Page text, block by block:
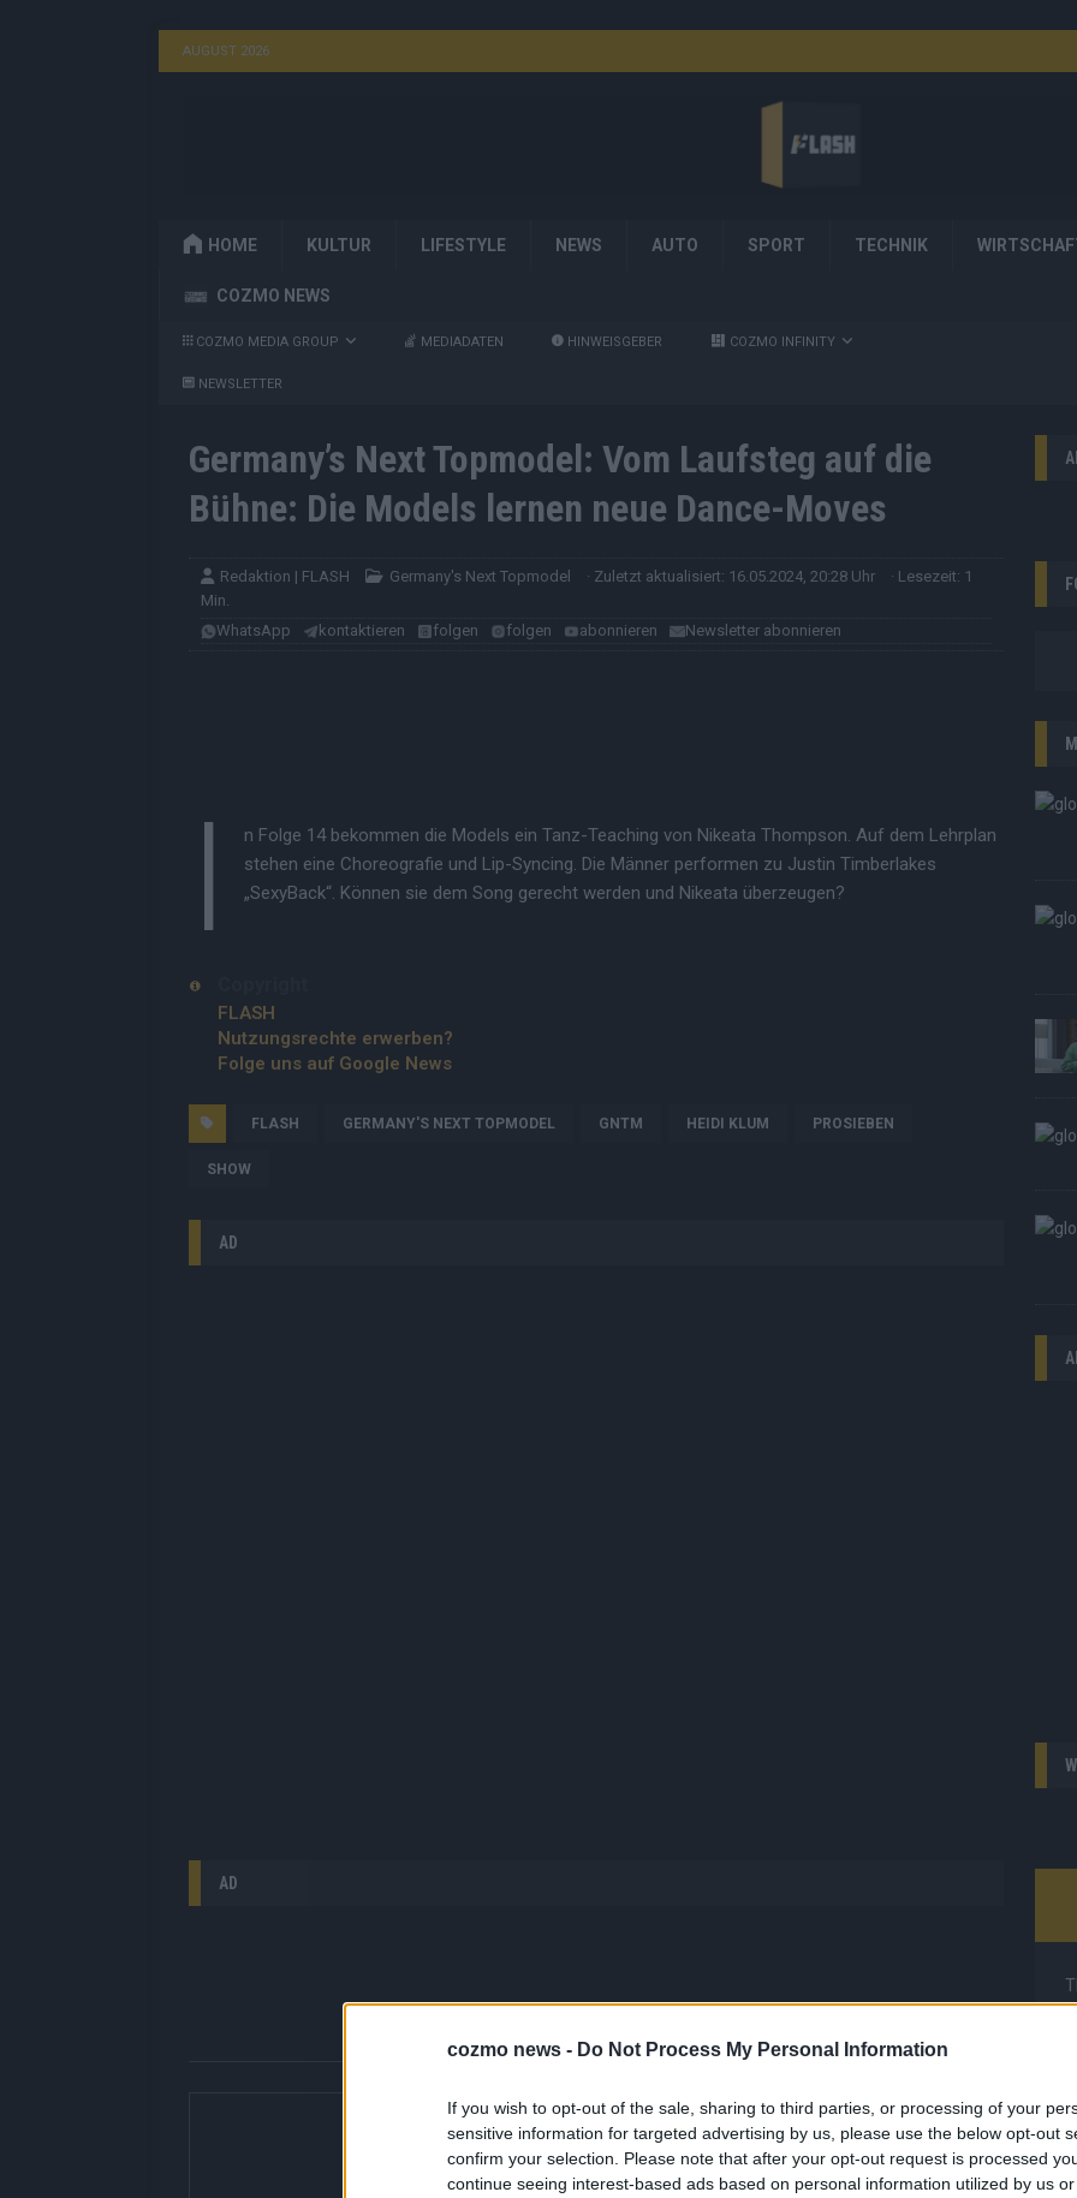
cozmo news - Do Not Process My Personal Information
If you wish to opt-out of the sale, sharing to third parties, or processing of your
sensitive information for targeted advertising by us, please use the below opt-out
confirm your selection. Please note that after your opt-out request is processed
continue seeing interest-based ads based on personal information utilized by us
AUGUST 2026
HOME KULTUR LIFESTYLE NEWS AUTO SPORT TECHNIK
COZMO NEWS
COZMO MEDIA GROUP MEDIADATEN HINWEISGEBER COZMO INFINITY
NEWSLETTER
Germany’s Next Topmodel: Vom Laufsteg auf die
Bühne: Die Models lernen neue Dance-Moves
Redaktion | FLASH Germany's Next Topmodel · Zuletzt aktualisiert: 16.05.2024, 20:28 Uhr
· Lesezeit: 1
Min.
WhatsApp
kontaktieren folgen folgen abonnieren Newsletter abonnieren
I
n Folge 14 bekommen die Models ein Tanz-Teaching von Nikeata Thompson. Auf dem Lehrplan
stehen eine Choreografie und Lip-Syncing. Die Männer performen zu Justin Timberlakes
„SexyBack“. Können sie dem Song gerecht werden und Nikeata überzeugen?
FLASH
Nutzungsrechte erwerben?
Folge uns auf Google News
FLASH GERMANY'S NEXT TOPMODEL GNTM HEIDI KLUM PROSIEBEN
SHOW
AD
AD
Über Redaktion | FLASH 1648 Artikel
Hier gibt’s die freshesten Streams, die spannendsten Videos und alles, was du
gerade unbedingt sehen musst. Ob News, Unterhaltung oder Specials – wir